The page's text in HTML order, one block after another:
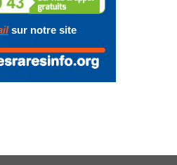
sur notre site